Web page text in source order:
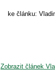
ke článku:
Zobrazit článek